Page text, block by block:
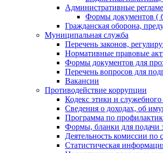
Административные
Формы документов (
Гражданская оборона,
Муниципальная служба
Перечень законов,
Нормативные правовые
Формы документов для
Перечень вопросов для
Вакансии
Противодействие коррупции
Кодекс этики и
Сведения о доходах, об
Программа по
Формы, бланки для подачи
Деятельность комиссии
Статистическая